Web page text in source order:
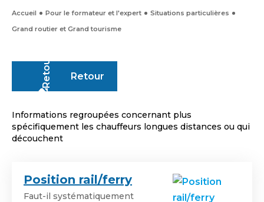
Accueil Pour le formateur et l'expert
Situations particulières
Grand routier et Grand tourisme
Retour
Informations regroupées concernant plus
spécifiquement les chauffeurs longues distances ou qui
découchent
Position rail/ferry
Faut-il systématiquement